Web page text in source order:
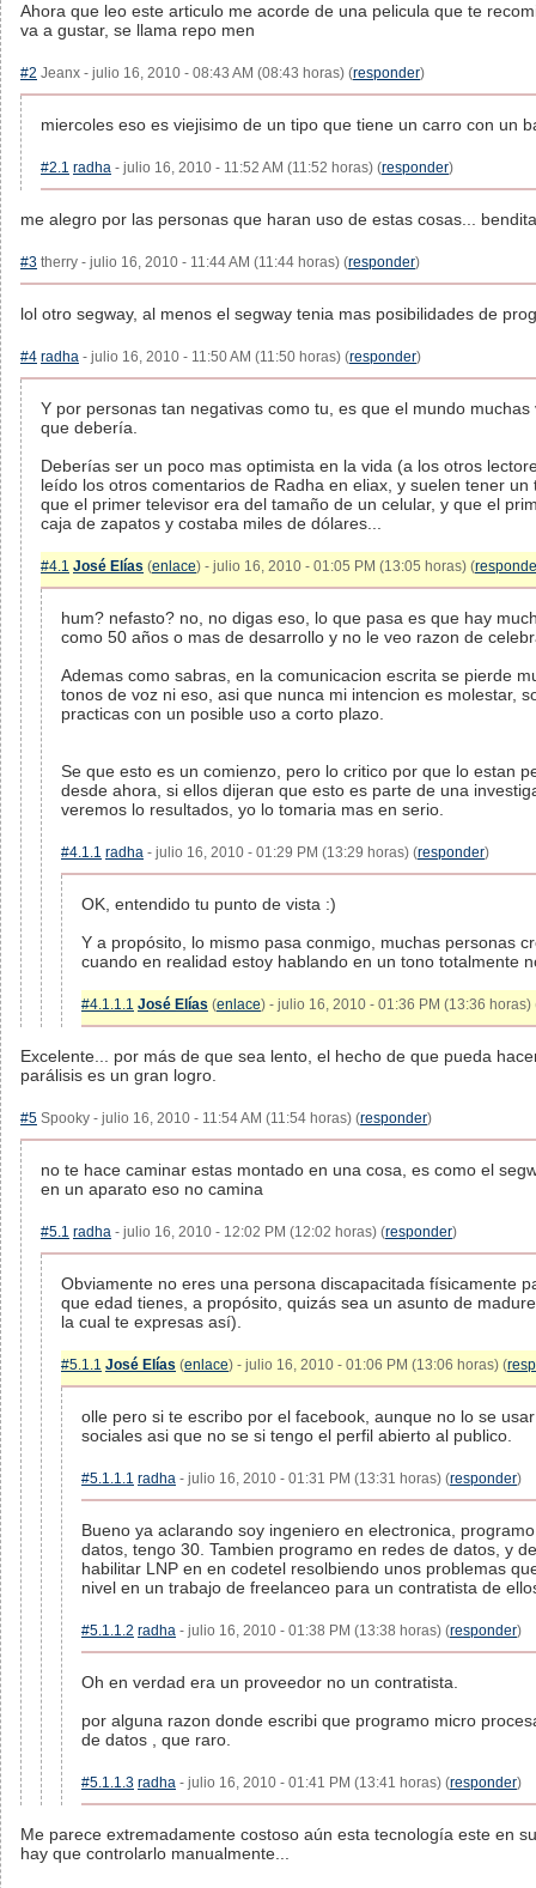
Ahora que leo este articulo me acorde de una pelicula que te
va a gustar, se llama repo men
#2 Jeanx - julio 16, 2010 - 08:43 AM (08:43 horas) (responder)
miercoles eso es viejisimo de un tipo que tiene un carro con un
#2.1 radha - julio 16, 2010 - 11:52 AM (11:52 horas) (responder)
me alegro por las personas que haran uso de estas cosas...
#3 therry - julio 16, 2010 - 11:44 AM (11:44 horas) (responder)
lol otro segway, al menos el segway tenia mas posibilidades de
#4 radha - julio 16, 2010 - 11:50 AM (11:50 horas) (responder)
Y por personas tan negativas como tu, es que el mundo
que debería.
Deberías ser un poco mas optimista en la vida (a los otros
leído los otros comentarios de Radha en eliax, y suelen tener
que el primer televisor era del tamaño de un celular, y que el
caja de zapatos y costaba miles de dólares...
#4.1 José Elías (enlace) - julio 16, 2010 - 01:05 PM (13:05 horas) (
hum? nefasto? no, no digas eso, lo que pasa es que hay
como 50 años o mas de desarrollo y no le veo razon de
Ademas como sabras, en la comunicacion escrita se pierde
tonos de voz ni eso, asi que nunca mi intencion es molestar,
practicas con un posible uso a corto plazo.
Se que esto es un comienzo, pero lo critico por que lo estan
desde ahora, si ellos dijeran que esto es parte de una
veremos lo resultados, yo lo tomaria mas en serio.
#4.1.1 radha - julio 16, 2010 - 01:29 PM (13:29 horas) (responder)
OK, entendido tu punto de vista :)
Y a propósito, lo mismo pasa conmigo, muchas personas
cuando en realidad estoy hablando en un tono totalmente
#4.1.1.1 José Elías (enlace) - julio 16, 2010 - 01:36 PM (13:36 horas)
Excelente... por más de que sea lento, el hecho de que pueda
parálisis es un gran logro.
#5 Spooky - julio 16, 2010 - 11:54 AM (11:54 horas) (responder)
no te hace caminar estas montado en una cosa, es como el
en un aparato eso no camina
#5.1 radha - julio 16, 2010 - 12:02 PM (12:02 horas) (responder)
Obviamente no eres una persona discapacitada físicamente
que edad tienes, a propósito, quizás sea un asunto de
la cual te expresas así).
#5.1.1 José Elías (enlace) - julio 16, 2010 - 01:06 PM (13:06 horas) (
olle pero si te escribo por el facebook, aunque no lo se
sociales asi que no se si tengo el perfil abierto al publico.
#5.1.1.1 radha - julio 16, 2010 - 01:31 PM (13:31 horas) (responder)
Bueno ya aclarando soy ingeniero en electronica,
datos, tengo 30. Tambien programo en redes de datos, y
habilitar LNP en en codetel resolbiendo unos problemas
nivel en un trabajo de freelanceo para un contratista de
#5.1.1.2 radha - julio 16, 2010 - 01:38 PM (13:38 horas) (responder)
Oh en verdad era un proveedor no un contratista.
por alguna razon donde escribi que programo micro
de datos , que raro.
#5.1.1.3 radha - julio 16, 2010 - 01:41 PM (13:41 horas) (responder)
Me parece extremadamente costoso aún esta tecnología este en
hay que controlarlo manualmente...